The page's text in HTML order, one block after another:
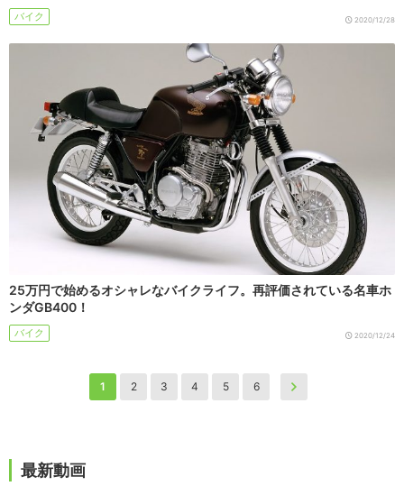
バイク 2020/12/28
25万円で始めるオシャレなバイクライフ。再評価されている名車ホ
ンダGB400！
バイク 2020/12/24
1 2 3 4 5 6
最新動画